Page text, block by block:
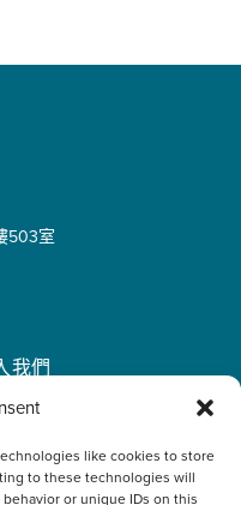
like cookies to store
to these technologies will
or unique IDs on this
503室
我們
IP Services
政策